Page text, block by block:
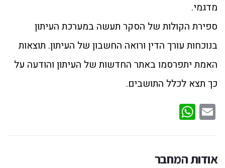
מדגמי.
ספירת הקולות של הסקר תעשה במערכת העיתון
בנוכחות עורך הדין ורואה החשבון של העיתון. תוצאות
האמת יתפרסמו באתר החדשות של העיתון והודעה על
כך תצא לכלל התושבים.
Email
אודות המחבר